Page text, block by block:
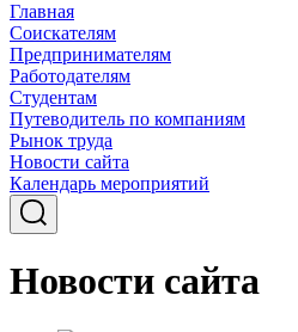
Главная
Соискателям
Предпринимателям
Работодателям
Студентам
Путеводитель по компаниям
Рынок труда
Новости сайта
Календарь мероприятий
Новости сайта